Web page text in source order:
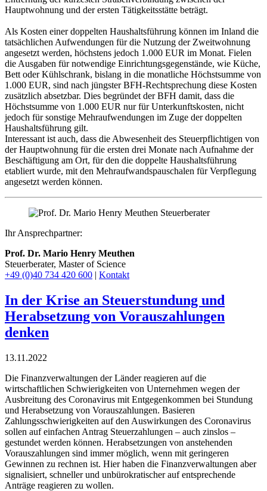
Hauptwohnung und der ersten Tätigkeitsstätte beträgt.
Als Kosten einer doppelten Haushaltsführung können im Inland die
tatsächlichen Aufwendungen für die Nutzung der Zweitwohnung
angesetzt werden, höchstens jedoch 1.000 EUR im Monat. Fielen
die Ausgaben für notwendige Einrichtungsgegenstände, wie Küche,
Bett oder Kühlschrank, bislang in die monatliche Höchstsumme von
1.000 EUR, sind nach jüngster BFH-Rechtsprechung diese Kosten
zusätzlich absetzbar. Dies begründet der BFH damit, dass die
Höchstsumme von 1.000 EUR nur für Unterkunftskosten, nicht
jedoch für sonstige Mehraufwendungen im Zuge der doppelten
Haushaltsführung gilt.
Interessant ist auch, dass die Abwesenheit des Steuerpflichtigen von
der Hauptwohnung für die ersten drei Monate nach Aufnahme der
Beschäftigung am Ort, für den die doppelte Haushaltsführung
etabliert wurde, mit den Mehraufwandspauschalen für Verpflegung
angesetzt werden können.
Ihr Ansprechpartner:
Prof. Dr. Mario Henry Meuthen
Steuerberater, Master of Science
+49 (0)40 734 420 600 | Kontakt
In der Krise an Steuerstundung und
Herabsetzung von Vorauszahlungen
denken
13.11.2022
Die Finanzverwaltungen der Länder reagieren auf die
wirtschaftlichen Schwierigkeiten von Unternehmen wegen der
Ausbreitung des Coronavirus mit Entgegenkommen bei Stundung
und Herabsetzung von Vorauszahlungen. Basieren
Zahlungsschwierigkeiten auf den Auswirkungen des Coronavirus
sollen auf einfachen Antrag Steuerzahlungen – auch zinslos –
gestundet werden können. Herabsetzungen von anstehenden
Vorauszahlungen sind immer möglich, wenn mit geringeren
Gewinnen zu rechnen ist. Hier haben die Finanzverwaltungen aber
signalisiert, schneller und unbürokratischer auf entsprechende
Anträge reagieren zu wollen.